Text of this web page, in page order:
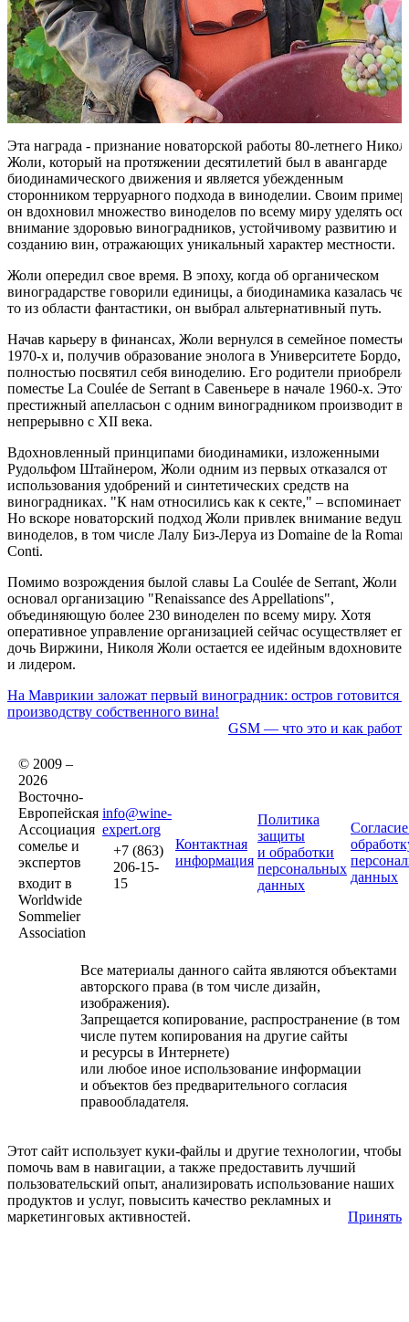
Эта награда - признание новаторской работы 80-летнего
Жоли, который на протяжении десятилетий был в авангарде
биодинамического движения и является убежденным
сторонником терруарного подхода в виноделии. Своим
он вдохновил множество виноделов по всему миру уделять
внимание здоровью виноградников, устойчивому развитию и
созданию вин, отражающих уникальный характер местности.
Жоли опередил свое время. В эпоху, когда об органическом
виноградарстве говорили единицы, а биодинамика казалась
то из области фантастики, он выбрал альтернативный путь.
Начав карьеру в финансах, Жоли вернулся в семейное поместье
1970-х и, получив образование энолога в Университете Бордо,
полностью посвятил себя виноделию. Его родители приобрели
поместье La Coulée de Serrant в Савеньере в начале 1960-х. Этот
престижный апелласьон с одним виноградником производит
непрерывно с XII века.
Вдохновленный принципами биодинамики, изложенными
Рудольфом Штайнером, Жоли одним из первых отказался от
использования удобрений и синтетических средств на
виноградниках. "К нам относились как к секте," – вспоминает
Но вскоре новаторский подход Жоли привлек внимание
виноделов, в том числе Лалу Биз-Леруа из Domaine de la
Conti.
Помимо возрождения былой славы La Coulée de Serrant, Жоли
основал организацию "Renaissance des Appellations",
объединяющую более 230 виноделен по всему миру. Хотя
оперативное управление организацией сейчас осуществляет
дочь Виржини, Николя Жоли остается ее идейным
и лидером.
На Маврикии заложат первый виноградник: остров готовится к
производству собственного вина!
GSM — что это и как
© 2009 –
2026
Восточно-
Европейская
Ассоциация
сомелье и
экспертов
входит в
Worldwide
Sommelier
Association
info@wine-
expert.org
+7 (863)
206-15-
15
Контактная
информация
Политика
защиты
и обработки
персональных
данных
данных
Все материалы данного сайта являются объектами
авторского права (в том числе дизайн,
изображения).
Запрещается копирование, распространение (в том
числе путем копирования на другие сайты
и ресурсы в Интернете)
или любое иное использование информации
и объектов без предварительного согласия
правообладателя.
Этот сайт использует куки-файлы и другие технологии, чтобы
помочь вам в навигации, а также предоставить лучший
пользовательский опыт, анализировать использование наших
продуктов и услуг, повысить качество рекламных и
маркетинговых активностей.
Принять